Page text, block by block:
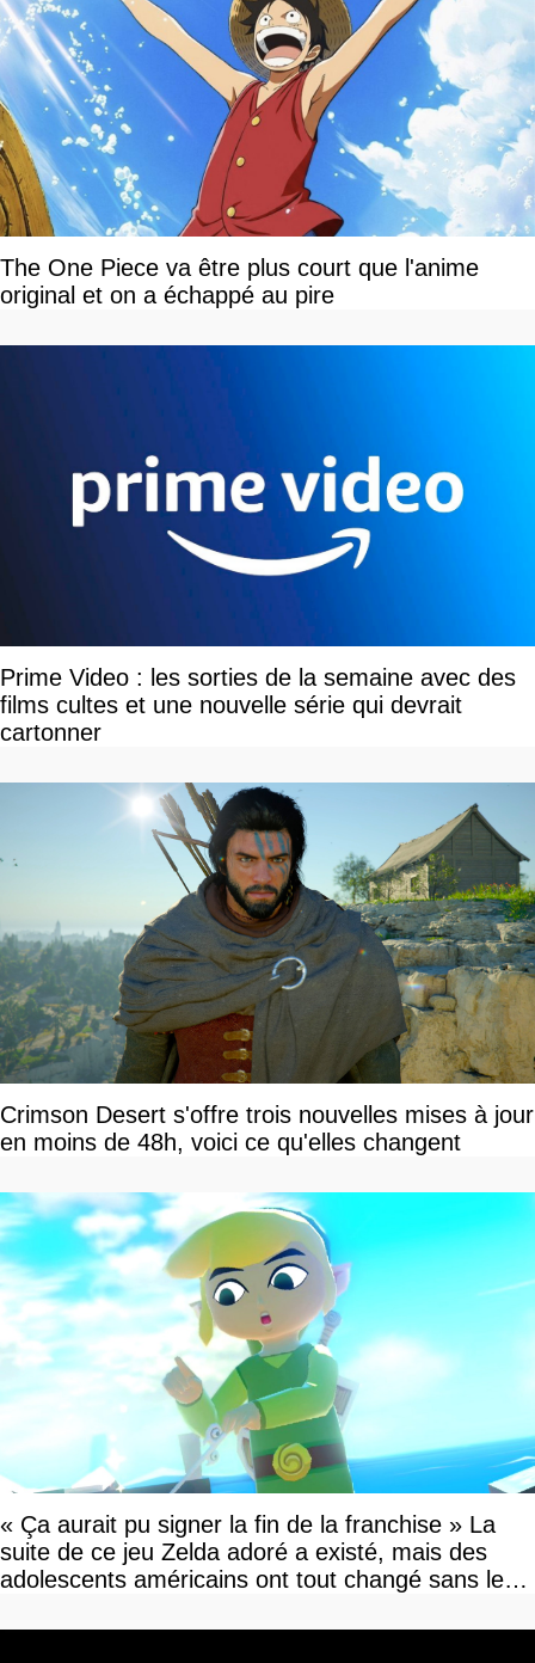
The One Piece va être plus court que l'anime
original et on a échappé au pire
Prime Video : les sorties de la semaine avec des
films cultes et une nouvelle série qui devrait
cartonner
Crimson Desert s'offre trois nouvelles mises à jour
en moins de 48h, voici ce qu'elles changent
« Ça aurait pu signer la fin de la franchise » La
suite de ce jeu Zelda adoré a existé, mais des
adolescents américains ont tout changé sans le